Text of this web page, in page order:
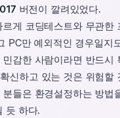
버전이 깔려있었다.
게 코딩테스트와 무관한
PC만 예외적인 경우일지
감한 사람이라면 반드시
신하고 있는 것은 위험할
들은 환경설정하는 방법
듯 하다.